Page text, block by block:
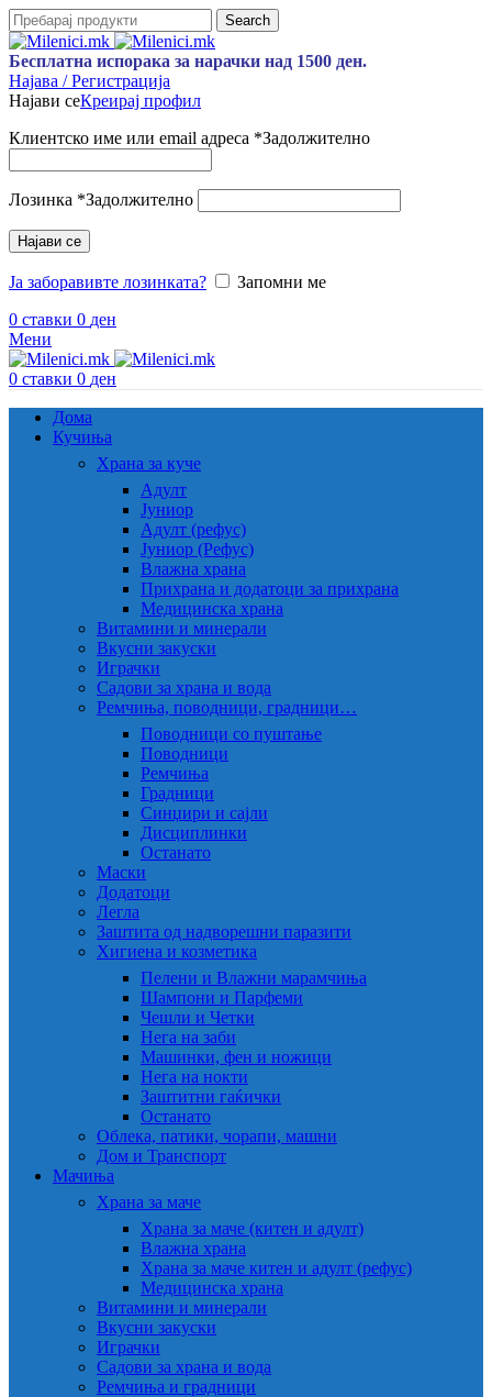
Search
Бесплатна испорака за нарачки над 1500 ден.
Најава / Регистрација
Најави сеКреирај профил
Клиентско име или email адреса *Задолжително
Лозинка *Задолжително
Најави се
Ја заборавивте лозинката?
Запомни ме
0 ставки 0 ден
Мени
0 ставки 0 ден
Дома
Кучиња
Храна за куче
Адулт
Јуниор
Адулт (рефус)
Јуниор (Рефус)
Влажна храна
Прихрана и додатоци за прихрана
Медицинска храна
Витамини и минерали
Вкусни закуски
Играчки
Садови за храна и вода
Ремчиња, поводници, градници…
Поводници со пуштање
Поводници
Ремчиња
Градници
Синџири и сајли
Дисциплинки
Останато
Маски
Додатоци
Легла
Заштита од надворешни паразити
Хигиена и козметика
Пелени и Влажни марамчиња
Шампони и Парфеми
Чешли и Четки
Нега на заби
Машинки, фен и ножици
Нега на нокти
Заштитни гаќички
Останато
Облека, патики, чорапи, машни
Дом и Транспорт
Мачиња
Храна за маче
Храна за маче (китен и адулт)
Влажна храна
Храна за маче китен и адулт (рефус)
Медицинска храна
Витамини и минерали
Вкусни закуски
Играчки
Садови за храна и вода
Ремчиња и градници